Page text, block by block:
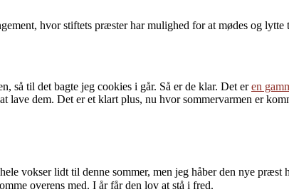
hvor stiftets præster har mulighed for at mødes og
så til det bagte jeg cookies i går. Så er de klar. Det eren
dem. Det er et klart plus, nu hvor sommervarmen er
vokser lidt til denne sommer, men jeg håber den nye
overens med. I år får den lov at stå i fred.